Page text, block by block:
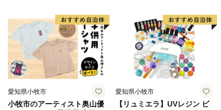
個人情報を提供する際は、必要最低限の情報のみとし、
個人情報保護に万全を期します。
■お問い合わせ先
台東区ふるさと納税サポート室
(営業時間：９時～１８時 ※土・日・祝、年末年始
は除く。)
電話：050-5358-4175
愛知県小牧市
小牧市のアーティスト奥山優
愛知県小牧市
【リュミエラ】UVレジン ビ